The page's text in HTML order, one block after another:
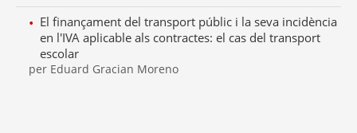
El finançament del transport públic i la seva incidència
en l'IVA aplicable als contractes: el cas del transport
escolar
per Eduard Gracian Moreno